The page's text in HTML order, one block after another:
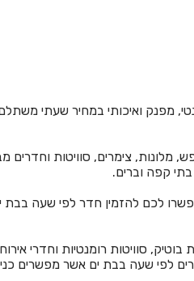
מפנק ואיכותי במחיר שעתי
מלונות, צימרים, סוויטות
קפה וברים.
לכם להזמין חדר לפי שעה
סוויטות רומנטיות וחדרי
לפי שעה בבת ים אשר מפשרים